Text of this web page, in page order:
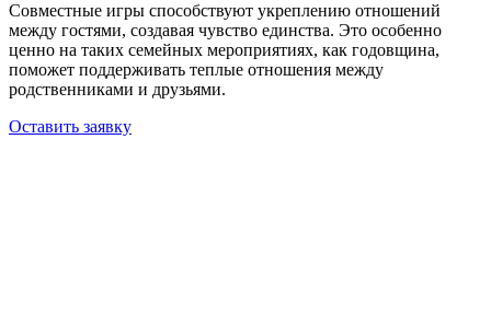
Совместные игры способствуют укреплению отношений
между гостями, создавая чувство единства. Это особенно
ценно на таких семейных мероприятиях, как годовщина,
поможет поддерживать теплые отношения между
родственниками и друзьями.
Оставить заявку